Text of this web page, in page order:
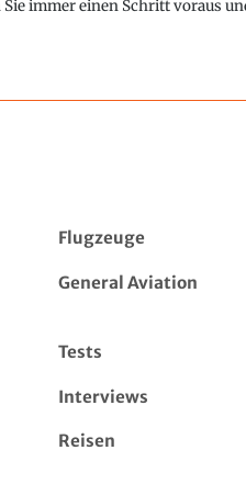
Sie immer einen Schritt voraus
Flugzeuge
General Aviation
Tests
Interviews
Reisen